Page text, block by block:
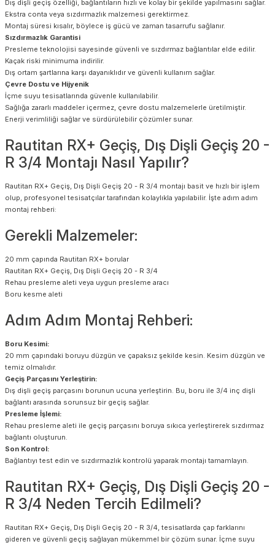
Dış dişli geçiş özelliği, bağlantıların hızlı ve kolay bir şekilde yapılmasını sağlar.
Ekstra conta veya sızdırmazlık malzemesi gerektirmez.
Montaj süresi kısalır, böylece iş gücü ve zaman tasarrufu sağlanır.
Sızdırmazlık Garantisi
Presleme teknolojisi sayesinde güvenli ve sızdırmaz bağlantılar elde edilir.
Kaçak riski minimuma indirilir.
Dış ortam şartlarına karşı dayanıklıdır ve güvenli kullanım sağlar.
Çevre Dostu ve Hijyenik
İçme suyu tesisatlarında güvenle kullanılabilir.
Sağlığa zararlı maddeler içermez, çevre dostu malzemelerle üretilmiştir.
Enerji verimliliği sağlar ve sürdürülebilir çözümler sunar.
Rautitan RX+ Geçiş, Dış Dişli Geçiş 20 -
R 3/4 Montajı Nasıl Yapılır?
Rautitan RX+ Geçiş, Dış Dişli Geçiş 20 - R 3/4 montajı basit ve hızlı bir işlem
olup, profesyonel tesisatçılar tarafından kolaylıkla yapılabilir. İşte adım adım
montaj rehberi:
Gerekli Malzemeler:
20 mm çapında Rautitan RX+ borular
Rautitan RX+ Geçiş, Dış Dişli Geçiş 20 - R 3/4
Rehau presleme aleti veya uygun presleme aracı
Boru kesme aleti
Adım Adım Montaj Rehberi:
Boru Kesimi:
20 mm çapındaki boruyu düzgün ve çapaksız şekilde kesin. Kesim düzgün ve
temiz olmalıdır.
Geçiş Parçasını Yerleştirin:
Dış dişli geçiş parçasını borunun ucuna yerleştirin. Bu, boru ile 3/4 inç dişli
bağlantı arasında sorunsuz bir geçiş sağlar.
Presleme İşlemi:
Rehau presleme aleti ile geçiş parçasını boruya sıkıca yerleştirerek sızdırmaz
bağlantı oluşturun.
Son Kontrol:
Bağlantıyı test edin ve sızdırmazlık kontrolü yaparak montajı tamamlayın.
Rautitan RX+ Geçiş, Dış Dişli Geçiş 20 -
R 3/4 Neden Tercih Edilmeli?
Rautitan RX+ Geçiş, Dış Dişli Geçiş 20 - R 3/4, tesisatlarda çap farklarını
gideren ve güvenli geçiş sağlayan mükemmel bir çözüm sunar. İçme suyu